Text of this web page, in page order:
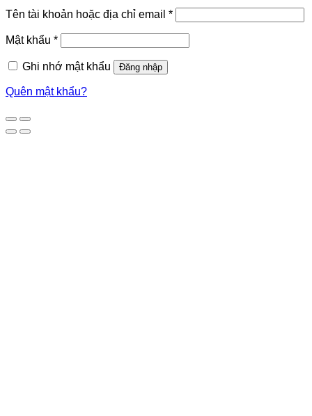
Tên tài khoản hoặc địa chỉ email *
Mật khẩu *
Ghi nhớ mật khẩu Đăng nhập
Quên mật khẩu?